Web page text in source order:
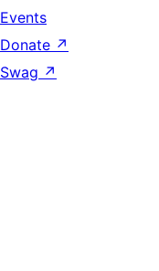
Events
Donate ↗
Swag ↗